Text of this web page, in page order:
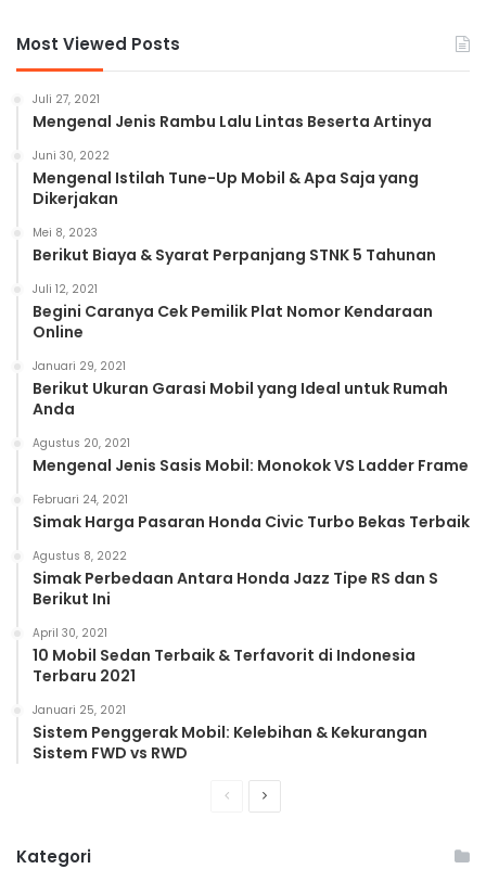
Most Viewed Posts
Juli 27, 2021
Mengenal Jenis Rambu Lalu Lintas Beserta Artinya
Juni 30, 2022
Mengenal Istilah Tune-Up Mobil & Apa Saja yang
Dikerjakan
Mei 8, 2023
Berikut Biaya & Syarat Perpanjang STNK 5 Tahunan
Juli 12, 2021
Begini Caranya Cek Pemilik Plat Nomor Kendaraan
Online
Januari 29, 2021
Berikut Ukuran Garasi Mobil yang Ideal untuk Rumah
Anda
Agustus 20, 2021
Mengenal Jenis Sasis Mobil: Monokok VS Ladder Frame
Februari 24, 2021
Simak Harga Pasaran Honda Civic Turbo Bekas Terbaik
Agustus 8, 2022
Simak Perbedaan Antara Honda Jazz Tipe RS dan S
Berikut Ini
April 30, 2021
10 Mobil Sedan Terbaik & Terfavorit di Indonesia
Terbaru 2021
Januari 25, 2021
Sistem Penggerak Mobil: Kelebihan & Kekurangan
Sistem FWD vs RWD
PreviousNext
Kategori